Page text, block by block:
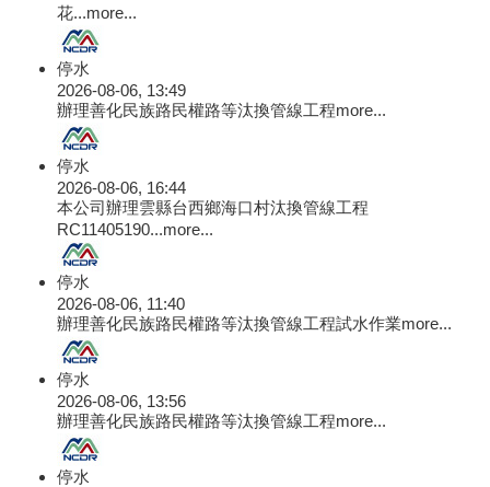
花...more...
停水
2026-08-06, 13:49
辦理善化民族路民權路等汰換管線工程more...
停水
2026-08-06, 16:44
本公司辦理雲縣台西鄉海口村汰換管線工程
RC11405190...more...
停水
2026-08-06, 11:40
辦理善化民族路民權路等汰換管線工程試水作業more...
停水
2026-08-06, 13:56
辦理善化民族路民權路等汰換管線工程more...
停水